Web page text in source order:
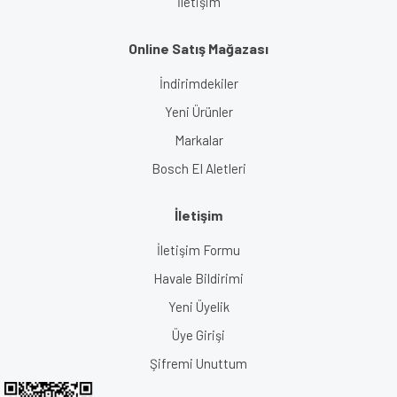
Online Satış Mağazası
İndirimdekiler
Yeni Ürünler
Markalar
Bosch El Aletleri
İletişim
İletişim Formu
Havale Bildirimi
Yeni Üyelik
Üye Girişi
Şifremi Unuttum